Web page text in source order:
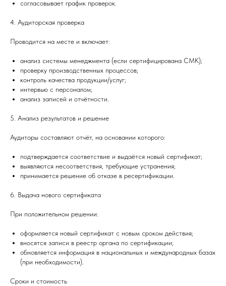
согласовывает график проверок.
4. Аудиторская проверка
Проводится на месте и включает:
анализ системы менеджмента (если сертифицирована СМК);
проверку производственных процессов;
контроль качества продукции/услуг;
интервью с персоналом;
анализ записей и отчётности.
5. Анализ результатов и решение
Аудиторы составляют отчёт, на основании которого:
подтверждается соответствие и выдаётся новый сертификат;
выявляются несоответствия, требующие устранения;
принимается решение об отказе в ресертификации.
6. Выдача нового сертификата
При положительном решении:
оформляется новый сертификат с новым сроком действия;
вносятся записи в реестр органа по сертификации;
обновляется информация в национальных и международных базах
(при необходимости).
Сроки и стоимость